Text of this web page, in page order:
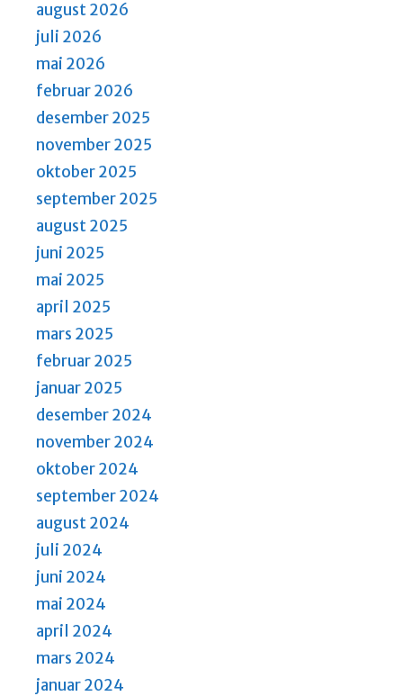
august 2026
juli 2026
mai 2026
februar 2026
desember 2025
november 2025
oktober 2025
september 2025
august 2025
juni 2025
mai 2025
april 2025
mars 2025
februar 2025
januar 2025
desember 2024
november 2024
oktober 2024
september 2024
august 2024
juli 2024
juni 2024
mai 2024
april 2024
mars 2024
januar 2024